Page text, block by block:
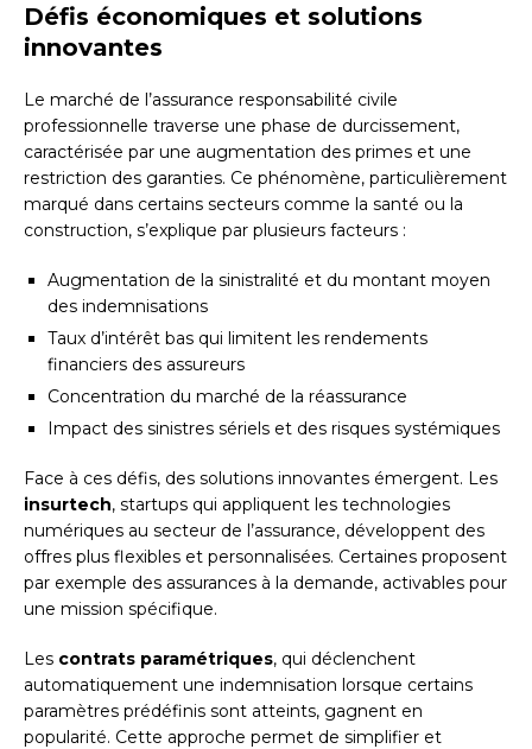
Défis économiques et solutions
innovantes
Le marché de l’assurance responsabilité civile
professionnelle traverse une phase de durcissement,
caractérisée par une augmentation des primes et une
restriction des garanties. Ce phénomène, particulièrement
marqué dans certains secteurs comme la santé ou la
construction, s’explique par plusieurs facteurs :
Augmentation de la sinistralité et du montant moyen
des indemnisations
Taux d’intérêt bas qui limitent les rendements
financiers des assureurs
Concentration du marché de la réassurance
Impact des sinistres sériels et des risques systémiques
Face à ces défis, des solutions innovantes émergent. Les
insurtech, startups qui appliquent les technologies
numériques au secteur de l’assurance, développent des
offres plus flexibles et personnalisées. Certaines proposent
par exemple des assurances à la demande, activables pour
une mission spécifique.
Les contrats paramétriques, qui déclenchent
automatiquement une indemnisation lorsque certains
paramètres prédéfinis sont atteints, gagnent en
popularité. Cette approche permet de simplifier et